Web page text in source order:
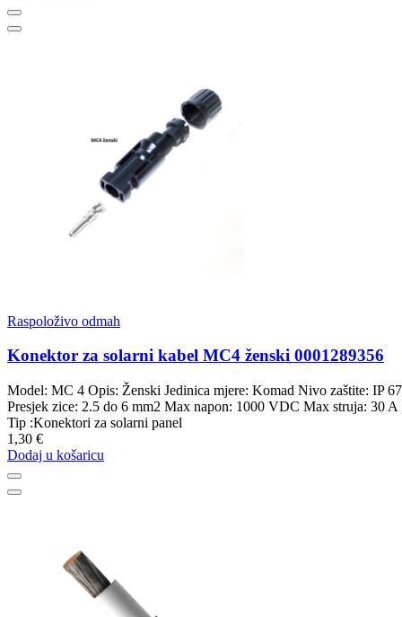
Raspoloživo odmah
Konektor za solarni kabel MC4 ženski 0001289356
Model: MC 4 Opis: Ženski Jedinica mjere: Komad Nivo zaštite: IP 67
Presjek zice: 2.5 do 6 mm2 Max napon: 1000 VDC Max struja: 30 A
Tip :Konektori za solarni panel
1,30 €
Dodaj u košaricu